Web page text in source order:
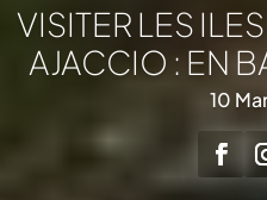
VISITER LES
AJACCIO : EN
10